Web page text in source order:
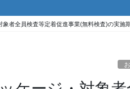
象者全員検査等定着促進事業(無料検査)の実